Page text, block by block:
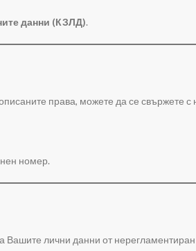
данни (КЗЛД).
права, можете да се свържете с
номер.
Вашите лични данни от